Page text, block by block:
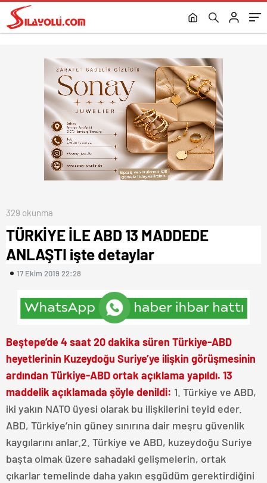
329 okunma
TÜRKİYE İLE ABD 13 MADDEDE
ANLAŞTI işte detaylar
17 Ekim 2019 22:28
Beştepe’de 4 saat 20 dakika süren Türkiye-ABD
heyetlerinin Kuzeydoğu Suriye’ye ilişkin görüşmesinin
ardından Türkiye-ABD ortak açıklama yapıldı. 13
maddelik açıklamada şöyle denildi: 1. Türkiye ve ABD,
iki yakın NATO üyesi olarak bu ilişkilerini teyid eder.
ABD, Türkiye’nin güney sınırına dair meşru güvenlik
kaygılarını anlar.2. Türkiye ve ABD, kuzeydoğu Suriye
başta olmak üzere sahadaki gelişmelerin, ortak
çıkarlar temelinde daha yakın eşgüdüm gerektirdiğini